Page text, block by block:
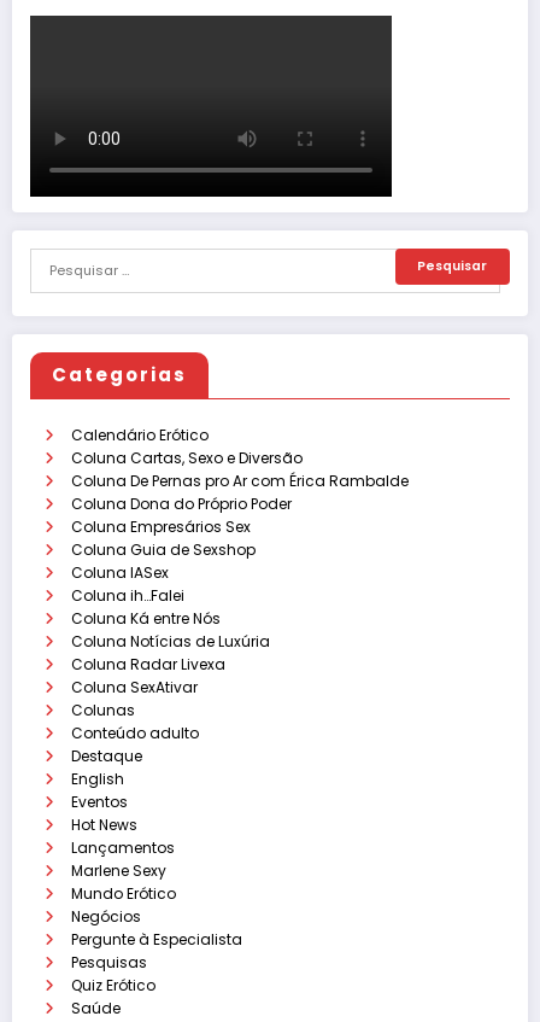
Categorias
Calendário Erótico
Coluna Cartas, Sexo e Diversão
Coluna De Pernas pro Ar com Érica Rambalde
Coluna Dona do Próprio Poder
Coluna Empresários Sex
Coluna Guia de Sexshop
Coluna IASex
Coluna ih…Falei
Coluna Ká entre Nós
Coluna Notícias de Luxúria
Coluna Radar Livexa
Coluna SexAtivar
Colunas
Conteúdo adulto
Destaque
English
Eventos
Hot News
Lançamentos
Marlene Sexy
Mundo Erótico
Negócios
Pergunte à Especialista
Pesquisas
Quiz Erótico
Saúde